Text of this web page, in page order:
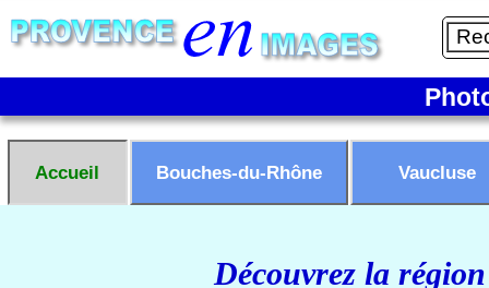
Accueil Bouches-du-Rhône Vaucluse
Découvrez la